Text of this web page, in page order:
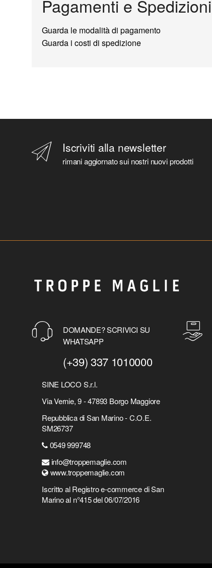
Pagamenti e Spedizioni
Guarda le modalità di pagamento
Guarda i costi di spedizione
Iscriviti alla newsletter
rimani aggiornato sui nostri nuovi prodotti
DOMANDE? SCRIVICI SU
WHATSAPP
(+39) 337 1010000
SINE LOCO S.r.l.
Via Vernie, 9 - 47893 Borgo Maggiore
Repubblica di San Marino - C.O.E.
SM26737
0549 999748
info@troppemaglie.com
www.troppemaglie.com
Iscritto al Registro e-commerce di San
Marino al n°415 del 06/07/2016